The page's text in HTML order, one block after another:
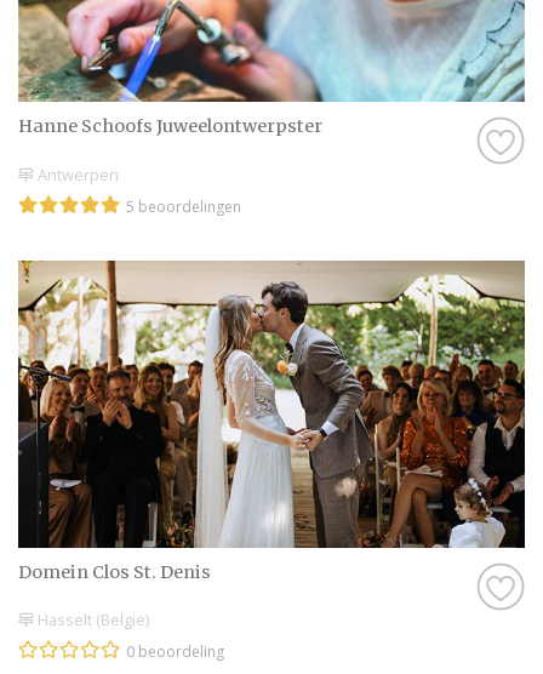
Hanne Schoofs Juweelontwerpster
Antwerpen
5 beoordelingen
Domein Clos St. Denis
Hasselt (België)
0 beoordeling